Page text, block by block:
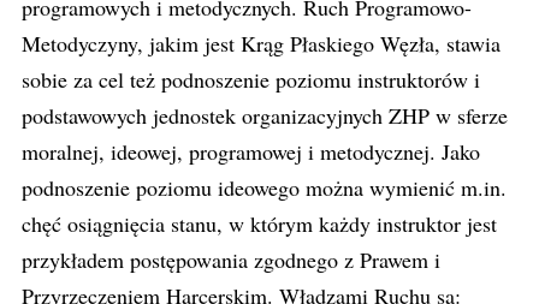
programowych i metodycznych. Ruch Programowo-
Metodyczyny, jakim jest Krąg Płaskiego Węzła, stawia
sobie za cel też podnoszenie poziomu instruktorów i
podstawowych jednostek organizacyjnych ZHP w sferze
moralnej, ideowej, programowej i metodycznej. Jako
podnoszenie poziomu ideowego można wymienić m.in.
chęć osiągnięcia stanu, w którym każdy instruktor jest
przykładem postępowania zgodnego z Prawem i
Przyrzeczeniem Harcerskim. Władzami Ruchu są: